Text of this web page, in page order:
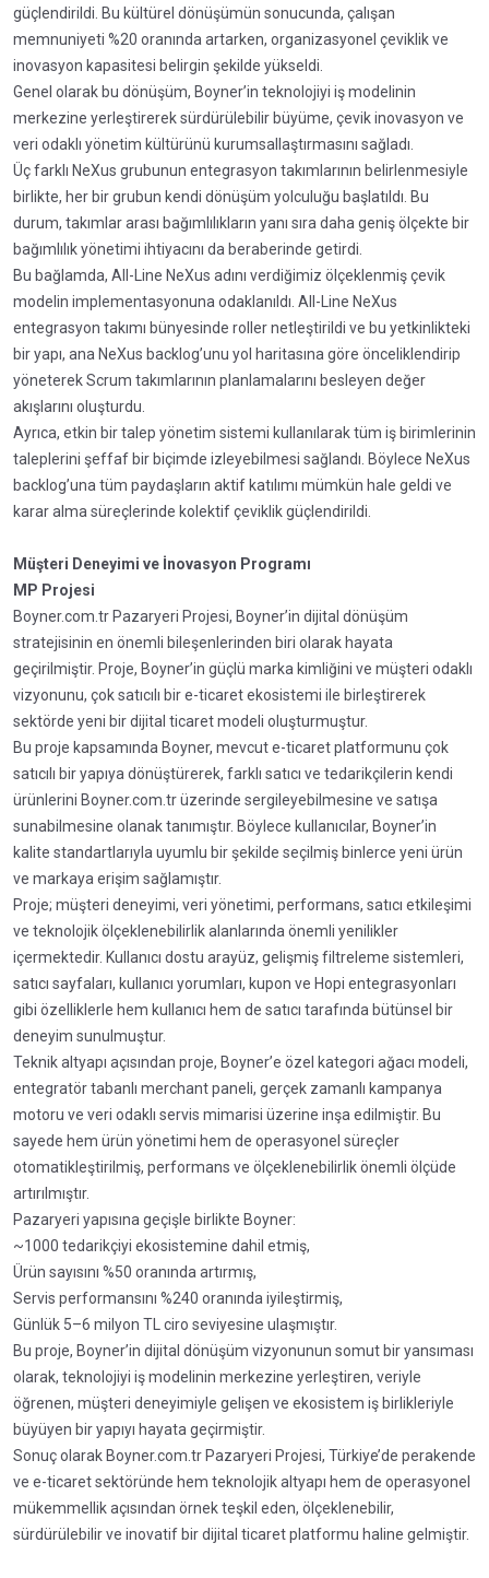
güçlendirildi. Bu kültürel dönüşümün sonucunda, çalışan
memnuniyeti %20 oranında artarken, organizasyonel çeviklik ve
inovasyon kapasitesi belirgin şekilde yükseldi.
Genel olarak bu dönüşüm, Boyner’in teknolojiyi iş modelinin
merkezine yerleştirerek sürdürülebilir büyüme, çevik inovasyon ve
veri odaklı yönetim kültürünü kurumsallaştırmasını sağladı.
Üç farklı NeXus grubunun entegrasyon takımlarının belirlenmesiyle
birlikte, her bir grubun kendi dönüşüm yolculuğu başlatıldı. Bu
durum, takımlar arası bağımlılıkların yanı sıra daha geniş ölçekte bir
bağımlılık yönetimi ihtiyacını da beraberinde getirdi.
Bu bağlamda, All-Line NeXus adını verdiğimiz ölçeklenmiş çevik
modelin implementasyonuna odaklanıldı. All-Line NeXus
entegrasyon takımı bünyesinde roller netleştirildi ve bu yetkinlikteki
bir yapı, ana NeXus backlog’unu yol haritasına göre önceliklendirip
yöneterek Scrum takımlarının planlamalarını besleyen değer
akışlarını oluşturdu.
Ayrıca, etkin bir talep yönetim sistemi kullanılarak tüm iş birimlerinin
taleplerini şeffaf bir biçimde izleyebilmesi sağlandı. Böylece NeXus
backlog’una tüm paydaşların aktif katılımı mümkün hale geldi ve
karar alma süreçlerinde kolektif çeviklik güçlendirildi.
Müşteri Deneyimi ve İnovasyon Programı
MP Projesi
Boyner.com.tr Pazaryeri Projesi, Boyner’in dijital dönüşüm
stratejisinin en önemli bileşenlerinden biri olarak hayata
geçirilmiştir. Proje, Boyner’in güçlü marka kimliğini ve müşteri odaklı
vizyonunu, çok satıcılı bir e-ticaret ekosistemi ile birleştirerek
sektörde yeni bir dijital ticaret modeli oluşturmuştur.
Bu proje kapsamında Boyner, mevcut e-ticaret platformunu çok
satıcılı bir yapıya dönüştürerek, farklı satıcı ve tedarikçilerin kendi
ürünlerini Boyner.com.tr üzerinde sergileyebilmesine ve satışa
sunabilmesine olanak tanımıştır. Böylece kullanıcılar, Boyner’in
kalite standartlarıyla uyumlu bir şekilde seçilmiş binlerce yeni ürün
ve markaya erişim sağlamıştır.
Proje; müşteri deneyimi, veri yönetimi, performans, satıcı etkileşimi
ve teknolojik ölçeklenebilirlik alanlarında önemli yenilikler
içermektedir. Kullanıcı dostu arayüz, gelişmiş filtreleme sistemleri,
satıcı sayfaları, kullanıcı yorumları, kupon ve Hopi entegrasyonları
gibi özelliklerle hem kullanıcı hem de satıcı tarafında bütünsel bir
deneyim sunulmuştur.
Teknik altyapı açısından proje, Boyner’e özel kategori ağacı modeli,
entegratör tabanlı merchant paneli, gerçek zamanlı kampanya
motoru ve veri odaklı servis mimarisi üzerine inşa edilmiştir. Bu
sayede hem ürün yönetimi hem de operasyonel süreçler
otomatikleştirilmiş, performans ve ölçeklenebilirlik önemli ölçüde
artırılmıştır.
Pazaryeri yapısına geçişle birlikte Boyner:
~1000 tedarikçiyi ekosistemine dahil etmiş,
Ürün sayısını %50 oranında artırmış,
Servis performansını %240 oranında iyileştirmiş,
Günlük 5–6 milyon TL ciro seviyesine ulaşmıştır.
Bu proje, Boyner’in dijital dönüşüm vizyonunun somut bir yansıması
olarak, teknolojiyi iş modelinin merkezine yerleştiren, veriyle
öğrenen, müşteri deneyimiyle gelişen ve ekosistem iş birlikleriyle
büyüyen bir yapıyı hayata geçirmiştir.
Sonuç olarak Boyner.com.tr Pazaryeri Projesi, Türkiye’de perakende
ve e-ticaret sektöründe hem teknolojik altyapı hem de operasyonel
mükemmellik açısından örnek teşkil eden, ölçeklenebilir,
sürdürülebilir ve inovatif bir dijital ticaret platformu haline gelmiştir.